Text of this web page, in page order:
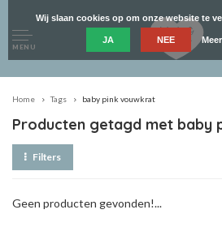
MENU
Home Tags baby pink vouwkrat
Producten getagd met baby
Filters
Geen producten gevonden!...
Wij slaan cookies op om onze website te
JA NEE